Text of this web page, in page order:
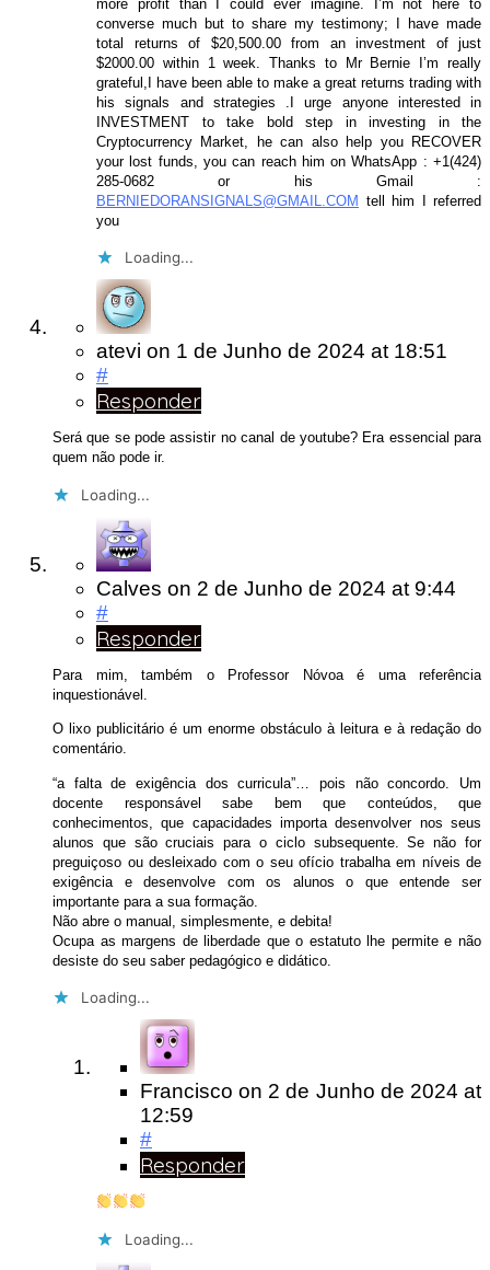
more profit than I could ever imagine. I’m not here to
converse much but to share my testimony; I have made
total returns of $20,500.00 from an investment of just
$2000.00 within 1 week. Thanks to Mr Bernie I’m really
grateful,I have been able to make a great returns trading with
his signals and strategies .I urge anyone interested in
INVESTMENT to take bold step in investing in the
Cryptocurrency Market, he can also help you RECOVER
your lost funds, you can reach him on WhatsApp : +1(424)
285-0682 or his Gmail :
BERNIEDORANSIGNALS@GMAIL.COM tell him I referred
you
Loading...
atevi on 1 de Junho de 2024 at 18:51
#
Responder
Será que se pode assistir no canal de youtube? Era essencial para
quem não pode ir.
Loading...
Calves on 2 de Junho de 2024 at 9:44
#
Responder
Para mim, também o Professor Nóvoa é uma referência
inquestionável.
O lixo publicitário é um enorme obstáculo à leitura e à redação do
comentário.
“a falta de exigência dos curricula”… pois não concordo. Um
docente responsável sabe bem que conteúdos, que
conhecimentos, que capacidades importa desenvolver nos seus
alunos que são cruciais para o ciclo subsequente. Se não for
preguiçoso ou desleixado com o seu ofício trabalha em níveis de
exigência e desenvolve com os alunos o que entende ser
importante para a sua formação.
Não abre o manual, simplesmente, e debita!
Ocupa as margens de liberdade que o estatuto lhe permite e não
desiste do seu saber pedagógico e didático.
Loading...
Francisco on 2 de Junho de 2024at
12:59
#
Responder
Loading...